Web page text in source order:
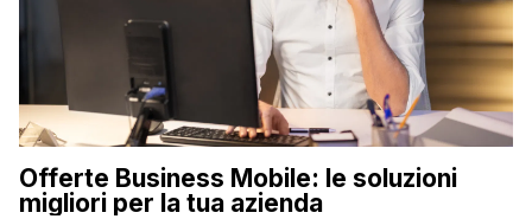
Offerte Business Mobile: le soluzioni
migliori per la tua azienda